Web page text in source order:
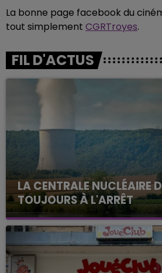
La bonne page facebook du
tout simplement CGRTroyes.
FIL D'ACTUS
LA CENTRALE NUCLÉAIRE
TOUJOURS À L'ARRÊT
Cela fait déjà une semaine
nucléaire ardennaise est à
justifiée par la sécheresse
présente.